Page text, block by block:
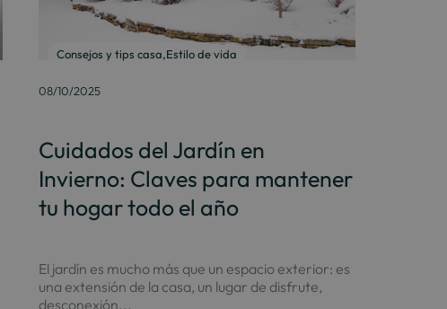
Consejos y tips casa,Estilo de vida
08/10/2025
Cuidados del Jardín en
Invierno: Claves para mantener
tu hogar todo el año
El jardín es mucho más que un espacio exterior: es
una extensión de la casa, un lugar de disfrute,
desconexión...